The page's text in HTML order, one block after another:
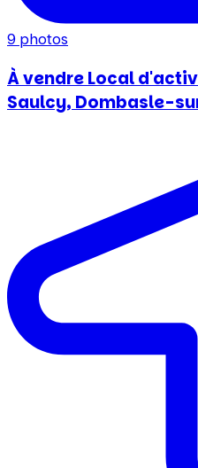
9 photos
À vendre Local
Saulcy, Dombasle-